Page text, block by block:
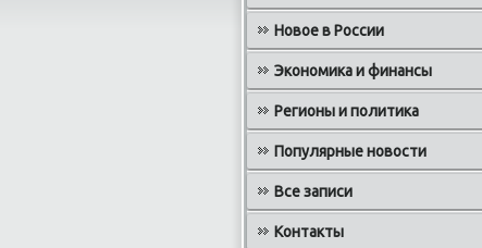
Новое в России
Экономика и финансы
Регионы и политика
Популярные новости
Все записи
Контакты